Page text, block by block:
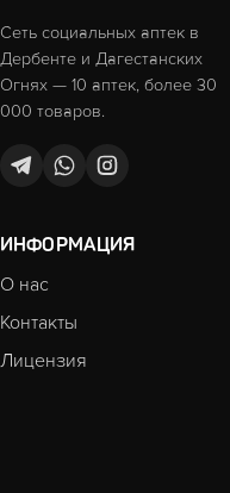
Сеть социальных аптек в
Дербенте и Дагестанских
Огнях — 10 аптек, более 30
000 товаров.
ИНФОРМАЦИЯ
О нас
Контакты
Лицензия